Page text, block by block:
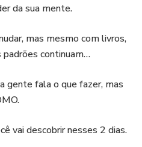
da sua mente.
mas mesmo com livros,
padrões continuam…
gente fala o que fazer, mas
vai descobrir nesses 2 dias.